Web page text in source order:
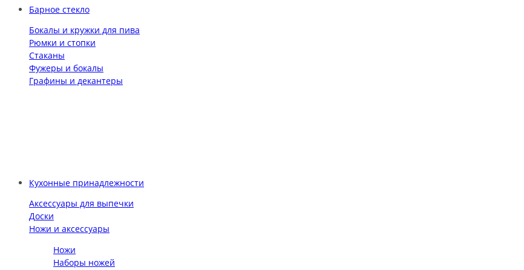
Барное стекло
Бокалы и кружки для пива
Рюмки и стопки
Стаканы
Фужеры и бокалы
Графины и декантеры
Кухонные принадлежности
Аксессуары для выпечки
Доски
Ножи и аксессуары
Ножи
Наборы ножей